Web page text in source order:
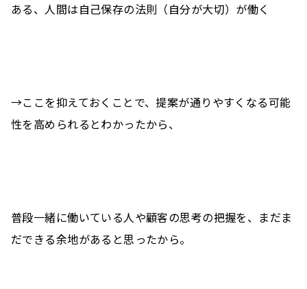
ある、人間は自己保存の法則（自分が大切）が働く
→ここを抑えておくことで、提案が通りやすくなる可能
性を高められるとわかったから、
普段一緒に働いている人や顧客の思考の把握を、まだま
だできる余地があると思ったから。